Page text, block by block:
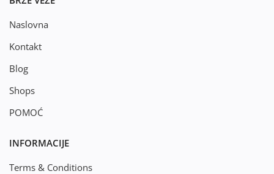
Naslovna
Kontakt
Blog
Shops
POMOĆ
INFORMACIJE
Terms & Conditions